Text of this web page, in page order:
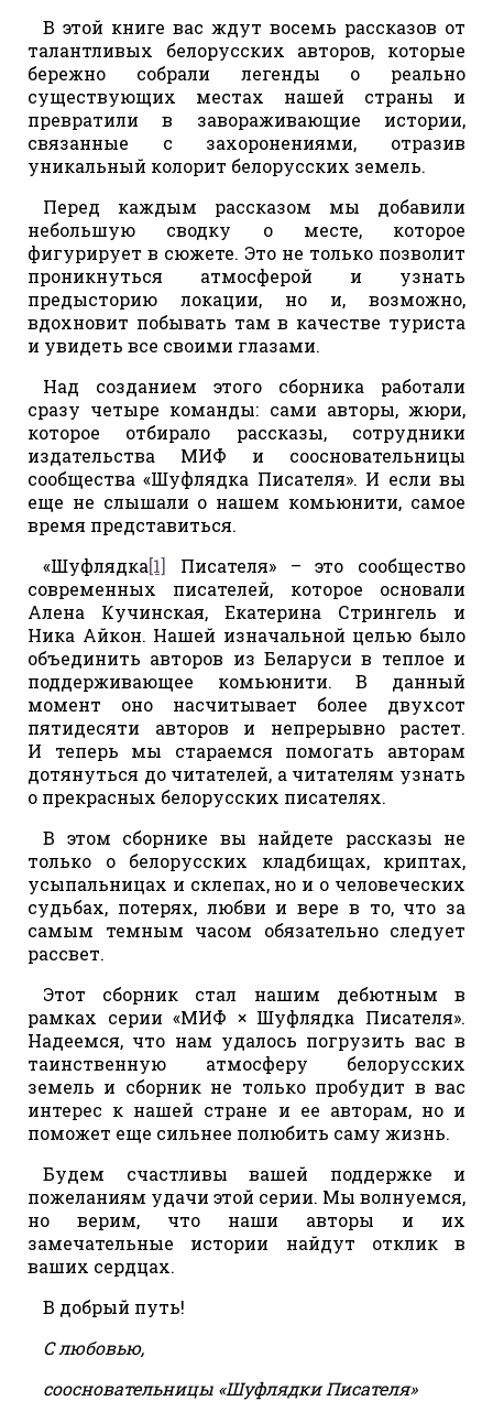
В этой книге вас ждут восемь рассказов от
талантливых белорусских авторов, которые
бережно собрали легенды о реально
существующих местах нашей страны и
превратили в завораживающие истории,
связанные с захоронениями, отразив
уникальный колорит белорусских земель.
Перед каждым рассказом мы добавили
небольшую сводку о месте, которое
фигурирует в сюжете. Это не только позволит
проникнуться атмосферой и узнать
предысторию локации, но и, возможно,
вдохновит побывать там в качестве туриста
и увидеть все своими глазами.
Над созданием этого сборника работали
сразу четыре команды: сами авторы, жюри,
которое отбирало рассказы, сотрудники
издательства МИФ и соосновательницы
сообщества «Шуфлядка Писателя». И если вы
еще не слышали о нашем комьюнити, самое
время представиться.
«Шуфлядка[1]
Писателя» – это сообщество
современных писателей, которое основали
Алена Кучинская, Екатерина Стрингель и
Ника Айкон. Нашей изначальной целью было
объединить авторов из Беларуси в теплое и
поддерживающее комьюнити. В данный
момент оно насчитывает более двухсот
пятидесяти авторов и непрерывно растет.
И теперь мы стараемся помогать авторам
дотянуться до читателей, а читателям узнать
о прекрасных белорусских писателях.
В этом сборнике вы найдете рассказы не
только о белорусских кладбищах, криптах,
усыпальницах и склепах, но и о человеческих
судьбах, потерях, любви и вере в то, что за
самым темным часом обязательно следует
рассвет.
Этот сборник стал нашим дебютным в
рамках серии «МИФ × Шуфлядка Писателя».
Надеемся, что нам удалось погрузить вас в
таинственную атмосферу белорусских
земель и сборник не только пробудит в вас
интерес к нашей стране и ее авторам, но и
поможет еще сильнее полюбить саму жизнь.
Будем счастливы вашей поддержке и
пожеланиям удачи этой серии. Мы волнуемся,
но верим, что наши авторы и их
замечательные истории найдут отклик в
ваших сердцах.
В добрый путь!
С любовью,
соосновательницы «Шуфлядки Писателя»